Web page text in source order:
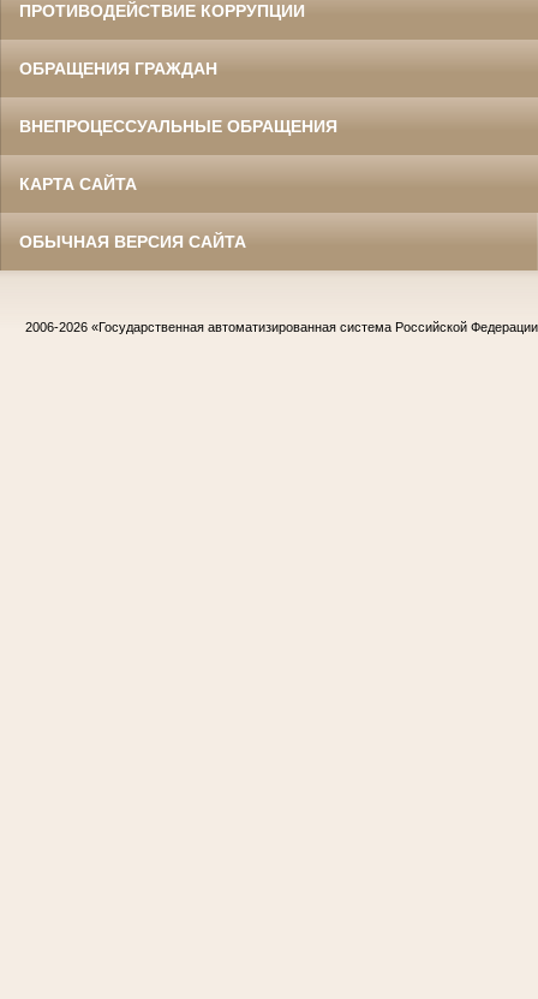
ПРОТИВОДЕЙСТВИЕ КОРРУПЦИИ
ОБРАЩЕНИЯ ГРАЖДАН
ВНЕПРОЦЕССУАЛЬНЫЕ ОБРАЩЕНИЯ
КАРТА САЙТА
ОБЫЧНАЯ ВЕРСИЯ САЙТА
2006-2026 «Государственная автоматизированная система Российской